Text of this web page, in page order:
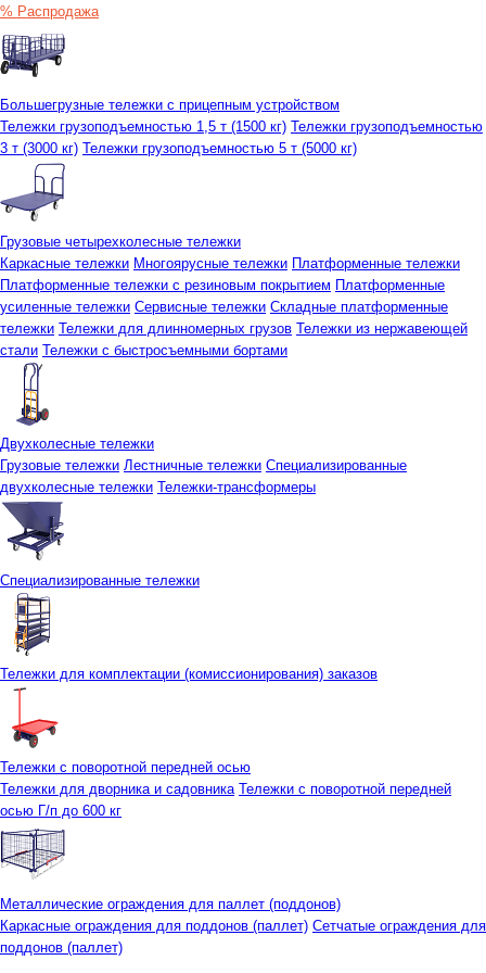
% Распродажа
Большегрузные тележки с прицепным устройством
Тележки грузоподъемностью 1,5 т (1500 кг) Тележки грузоподъемностью
3 т (3000 кг) Тележки грузоподъемностью 5 т (5000 кг)
Грузовые четырехколесные тележки
Каркасные тележки Многоярусные тележки Платформенные тележки
Платформенные тележки с резиновым покрытием Платформенные
усиленные тележки Сервисные тележки Складные платформенные
тележки Тележки для длинномерных грузов Тележки из нержавеющей
стали Тележки с быстросъемными бортами
Двухколесные тележки
Грузовые тележки Лестничные тележки Специализированные
двухколесные тележки Тележки-трансформеры
Специализированные тележки
Тележки для комплектации (комиссионирования) заказов
Тележки с поворотной передней осью
Тележки для дворника и садовника Тележки с поворотной передней
осью Г/п до 600 кг
Металлические ограждения для паллет (поддонов)
Каркасные ограждения для поддонов (паллет) Сетчатые ограждения для
поддонов (паллет)